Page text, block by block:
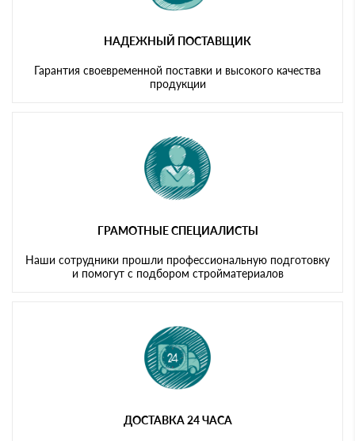
НАДЕЖНЫЙ ПОСТАВЩИК
Гарантия своевременной поставки и высокого качества
продукции
ГРАМОТНЫЕ СПЕЦИАЛИСТЫ
Наши сотрудники прошли профессиональную подготовку
и помогут с подбором стройматериалов
ДОСТАВКА 24 ЧАСА